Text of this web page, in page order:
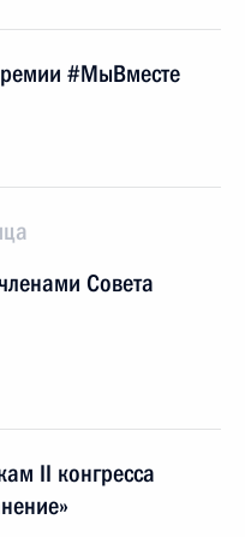
#МыВместе
Совета
II конгресса